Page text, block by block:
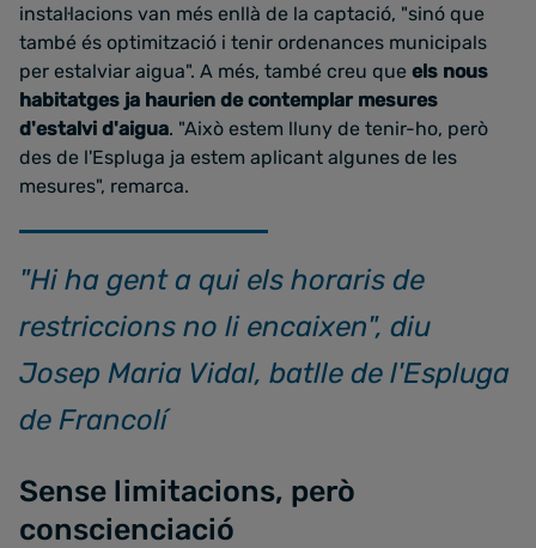
instal·lacions van més enllà de la captació, "sinó que
també és optimització i tenir ordenances municipals
per estalviar aigua". A més, també creu que els nous
habitatges ja haurien de contemplar mesures
d'estalvi d'aigua. "Això estem lluny de tenir-ho, però
des de l'Espluga ja estem aplicant algunes de les
mesures", remarca.
"Hi ha gent a qui els horaris de
restriccions no li encaixen", diu
Josep Maria Vidal, batlle de l'Espluga
de Francolí
Sense limitacions, però
conscienciació